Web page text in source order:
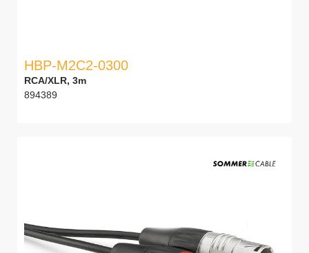
HBP-M2C2-0300
RCA/XLR, 3m
894389